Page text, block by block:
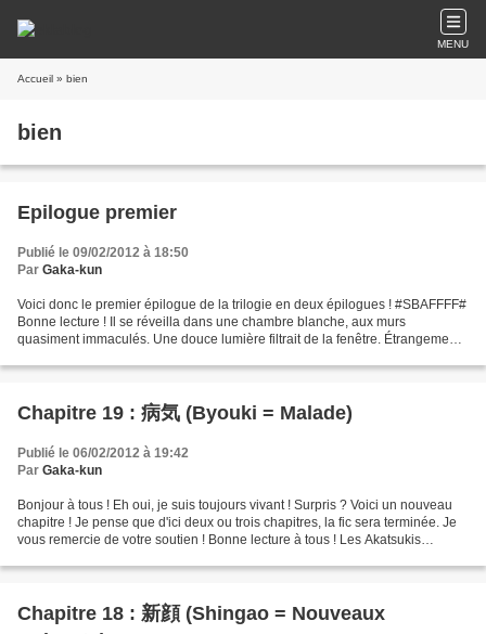
MENU
Accueil » bien
bien
Epilogue premier
Publié le 09/02/2012 à 18:50
Par Gaka-kun
Voici donc le premier épilogue de la trilogie en deux épilogues ! #SBAFFFF#
Bonne lecture ! Il se réveilla dans une chambre blanche, aux murs
quasiment immaculés. Une douce lumière filtrait de la fenêtre. Étrangement,
Chapitre 19 : 病気 (Byouki = Malade)
Publié le 06/02/2012 à 19:42
Par Gaka-kun
Bonjour à tous ! Eh oui, je suis toujours vivant ! Surpris ? Voici un nouveau
chapitre ! Je pense que d'ici deux ou trois chapitres, la fic sera terminée. Je
vous remercie de votre soutien ! Bonne lecture à tous ! Les Akatsukis
Chapitre 18 : 新顔 (Shingao = Nouveaux